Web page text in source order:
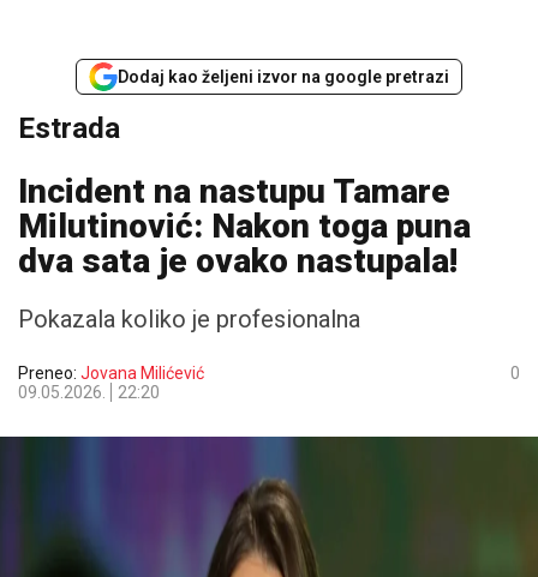
Dodaj kao željeni izvor na google pretrazi
Estrada
Incident na nastupu Tamare
Milutinović: Nakon toga puna
dva sata je ovako nastupala!
Pokazala koliko je profesionalna
Preneo: Jovana Milićević
09.05.2026.
22:20
0